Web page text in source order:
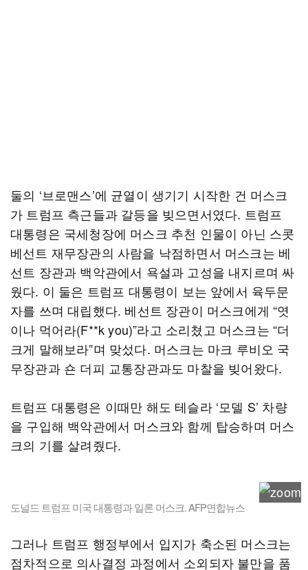
둘의 ‘브로맨스’에 균열이 생기기 시작한 건 머스크
가 트럼프 측근들과 갈등을 빚으면서였다. 트럼프
대통령은 국세청장에 머스크 추천 인물이 아닌 스콧
베선트 재무장관의 사람을 낙점하면서 머스크는 베
선트 장관과 백악관에서 욕설과 고성을 내지르며 싸
웠다. 이 둘은 트럼프 대통령이 보는 앞에서 육두문
자를 쓰며 대립했다. 베선트 장관이 머스크에게 “엿
이나 먹어라(F**k you)”라고 소리쳤고 머스크는 “더
크게 말해보라”며 맞섰다. 머스크는 마크 루비오 국
무장관과 숀 더피 교통장관과도 마찰을 빚어왔다.
트럼프 대통령은 이때만 해도 테슬라 ‘모델 S’ 차량
을 구입해 백악관에서 머스크와 함께 탑승하며 머스
크의 기를 살려줬다.
도널드 트럼프 미국 대통령과 일론 머스크. AFP연합뉴스
그러나 트럼프 행정부에서 입지가 축소된 머스크는
점차적으로 의사결정 과정에서 소외되자 불만을 품